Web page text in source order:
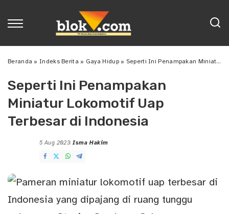
Beranda »Indeks Berita » Gaya Hidup» Seperti Ini Penampakan Miniatur Lokomotif Uap Terbesar di Indonesia
Seperti Ini Penampakan
Miniatur Lokomotif Uap
Terbesar di Indonesia
5 Aug 2023
Posted
by
Isma Hakim